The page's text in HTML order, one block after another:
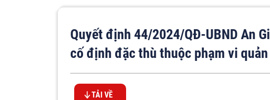
Quyết định 44/2024/QĐ-UBND An
cố định đặc thù thuộc phạm vi
TẢI VỀ